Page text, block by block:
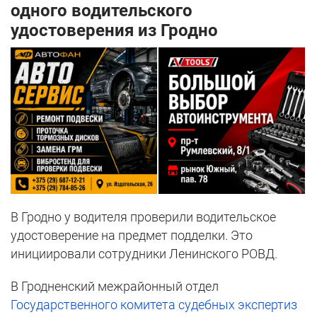
одного водительского
удостоверения из Гродно
В Гродно у водителя проверили водительское
удостоверение на предмет подделки. Это
инициировали сотрудники Ленинского РОВД.
В Гродненский межрайонный отдел
Государственного комитета судебных экспертиз